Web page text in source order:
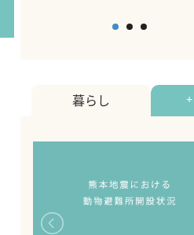
暮らし +